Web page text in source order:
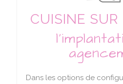
CUISINE SUR
Dans les options de